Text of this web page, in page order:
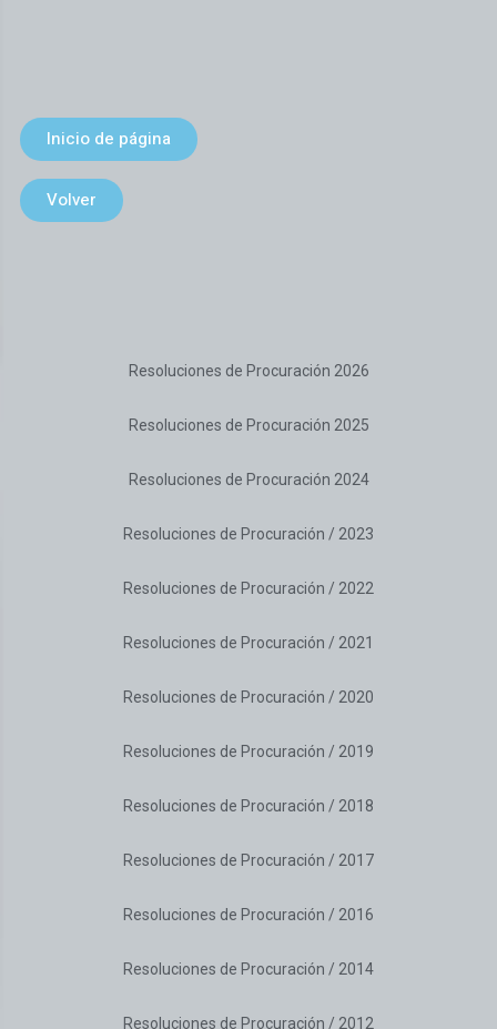
Inicio de página
Volver
Resoluciones de Procuración 2026
Resoluciones de Procuración 2025
Resoluciones de Procuración 2024
Resoluciones de Procuración / 2023
Resoluciones de Procuración / 2022
Resoluciones de Procuración / 2021
Resoluciones de Procuración / 2020
Resoluciones de Procuración / 2019
Resoluciones de Procuración / 2018
Resoluciones de Procuración / 2017
Resoluciones de Procuración / 2016
Resoluciones de Procuración / 2014
Resoluciones de Procuración / 2012